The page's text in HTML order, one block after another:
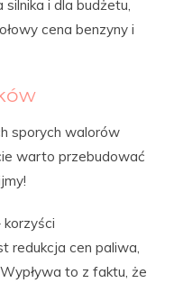
i dla budżetu,
cena benzyny i
sporych walorów
warto przebudować
korzyści
redukcja cen paliwa,
to z faktu, że